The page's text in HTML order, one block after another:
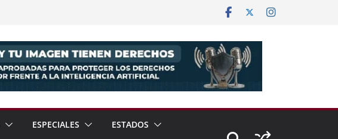
ESPECIALES ESTADOS